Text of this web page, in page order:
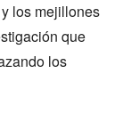
los mejillones
que
los